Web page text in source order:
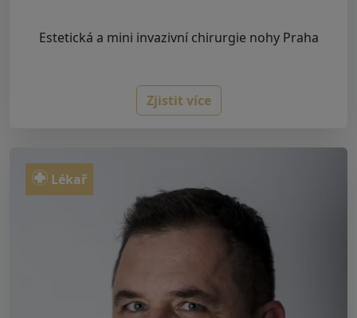
Estetická a mini invazivní chirurgie nohy Praha
Zjistit více
Lékař